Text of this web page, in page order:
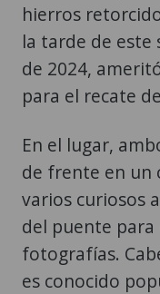
hierros
la tarde de este
de 2024,
para el recate
En el lugar,
de frente en un
varios curiosos
del puente
fotografías.
es conocido